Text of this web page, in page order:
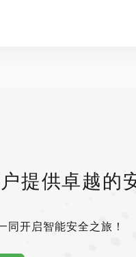
提供卓越的
同开启智能安全之旅！